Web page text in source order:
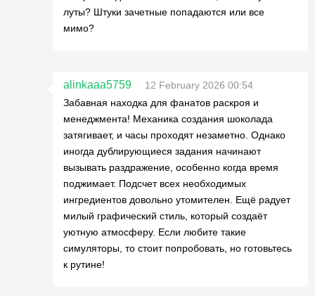
луты? Штуки зачетные попадаются или все
мимо?
alinkaaa5759
12 February 2026 00:54
Забавная находка для фанатов раскроя и
менеджмента! Механика создания шоколада
затягивает, и часы проходят незаметно. Однако
иногда дублирующиеся задания начинают
вызывать раздражение, особенно когда время
поджимает. Подсчет всех необходимых
ингредиентов довольно утомителен. Ещё радует
милый графический стиль, который создаёт
уютную атмосферу. Если любите такие
симуляторы, то стоит попробовать, но готовьтесь
к рутине!